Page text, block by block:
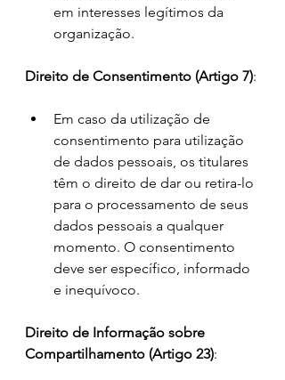
em interesses legítimos da
organização.
Direito de Consentimento (Artigo 7):
Em caso da utilização de
consentimento para utilização
de dados pessoais, os titulares
têm o direito de dar ou retira-lo
para o processamento de seus
dados pessoais a qualquer
momento. O consentimento
deve ser específico, informado
e inequívoco.
Direito de Informação sobre
Compartilhamento (Artigo 23):